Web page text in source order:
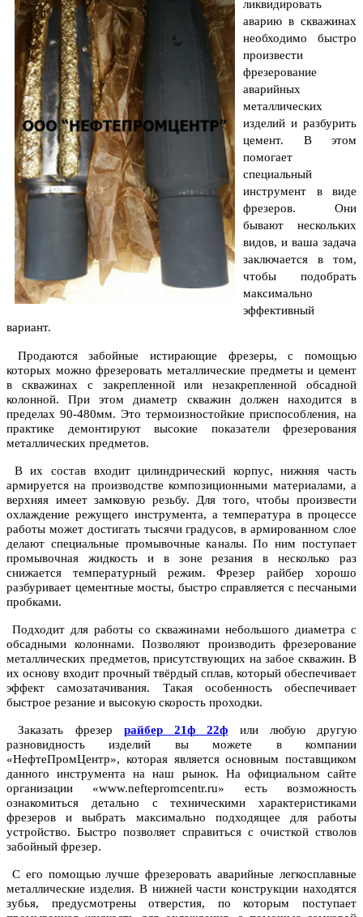
ликвидировать
аварию в скважинах
необходимо быстро
произвести
фрезерование
аварийных
металлических
изделий и разбурить
цемент. В этом
помогает
специальный
инструмент в виде
фрезеров. Они
бывают нескольких
видов, и ваша задача
заключается в том,
чтобы подобрать
максимально
эффективный
вариант.
Продаются забойные истирающие фрезеры, с помощью
которых можно фрезеровать металлические предметы и цемент
в скважинах с закрепленной или незакрепленной обсадной
колонной. При этом диаметр скважин должен находится в
пределах 90-480мм. Это термоизностойкие приспособления, на
практике демонтируют высокие показатели фрезерования
металлических предметов.
В их состав входит цилиндрический корпус, нижняя часть
армируется на производстве композиционными материалами, а
верхняя имеет замковую резьбу. Для того, чтобы произвести
охлаждение режущего инструмента, а температура в процессе
работы может достигать тысячи градусов, в армированном слое
делают специальные промывочные каналы. По ним поступает
промывочная жидкость и в зоне резания в несколько раз
снижается температурный режим. Фрезер райбер хорошо
разбуривает цементные мосты, быстро справляется с песчаными
пробками.
Подходит для работы со скважинами небольшого диаметра с
обсадными колоннами. Позволяют производить фрезерование
металлических предметов, присутствующих на забое скважин. В
их основу входит прочный твёрдый сплав, который обеспечивает
эффект самозатачивания. Такая особенность обеспечивает
быстрое резание и высокую скорость проходки.
Заказать фрезер райбер 21ф 22ф или любую другую
разновидность изделий вы можете в компании
«НефтеПромЦентр», которая является основным поставщиком
данного инструмента на наш рынок. На официальном сайте
организации «www.neftepromcentr.ru» есть возможность
ознакомиться детально с техническими характеристиками
фрезеров и выбрать максимально подходящее для работы
устройство. Быстро позволяет справиться с очисткой стволов
забойный фрезер.
С его помощью лучше фрезеровать аварийные легкосплавные
металлические изделия. В нижней части конструкции находятся
зубья, предусмотрены отверстия, по которым поступает